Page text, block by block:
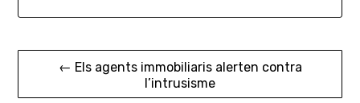
Navigation
← Els agents immobiliaris alerten contra
l’intrusisme